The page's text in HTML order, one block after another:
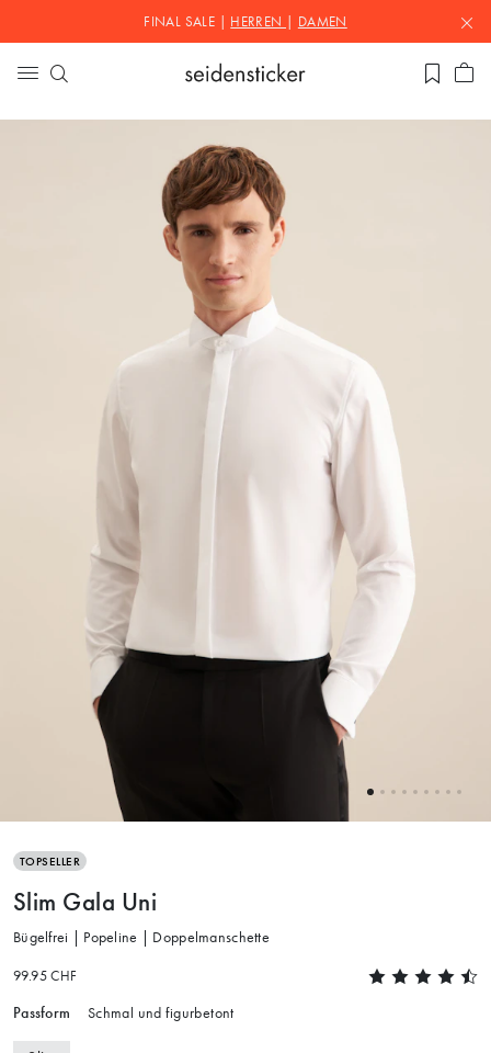
FINAL SALE | HERREN DAMEN
TOPSELLER
Slim Gala Uni
Bügelfrei | Popeline | Doppelmanschette
99.95 CHF
Passform Schmal und figurbetont